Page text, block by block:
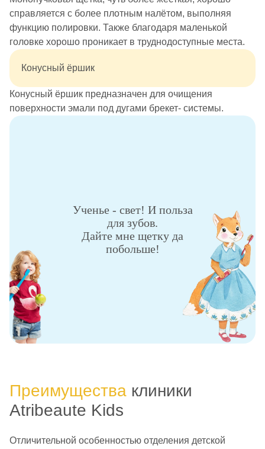
справляется с более плотным налётом, выполняя
функцию полировки. Также благодаря маленькой
головке хорошо проникает в труднодоступные места.
Конусный ёршик
Конусный ёршик предназначен для очищения
поверхности эмали под дугами брекет- системы.
Ученье - свет! И польза
для зубов.
Дайте мне щетку да
побольше!
Преимущества клиники
Atribeaute Kids
Отличительной особенностью отделения детской